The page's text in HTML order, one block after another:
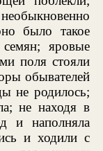
было такое
яровые
поля стояли
обывателей
не родилось;
не находя в
и наполняла
и ходили с